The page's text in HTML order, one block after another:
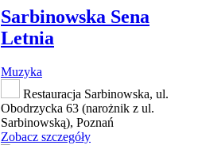
Sarbinowska Sena
Letnia
Muzyka
Restauracja Sarbinowska, ul.
Obodrzycka 63 (narożnik z ul.
Sarbinowską), Poznań
Zobacz szczegóły